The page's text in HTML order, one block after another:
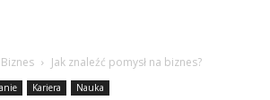
Biznes Jak znaleźć pomysł na biznes?
Kariera Nauka